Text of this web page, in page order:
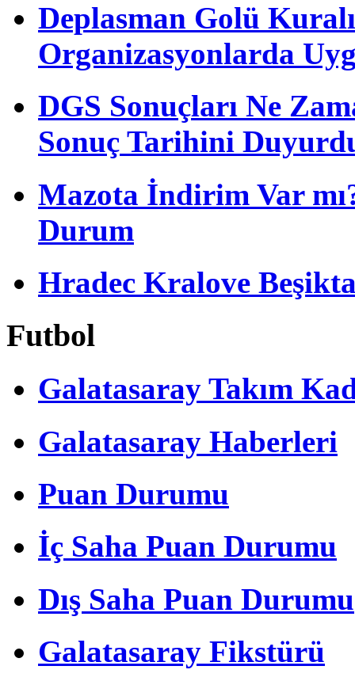
Deplasman Golü
Organizasyonlarda
DGS Sonuçları Ne
Sonuç Tarihini
Mazota İndirim Var
Durum
Hradec Kralove
Futbol
Galatasaray Takım
Galatasaray Haberleri
Puan Durumu
İç Saha Puan Durumu
Dış Saha Puan Durumu
Galatasaray Fikstürü